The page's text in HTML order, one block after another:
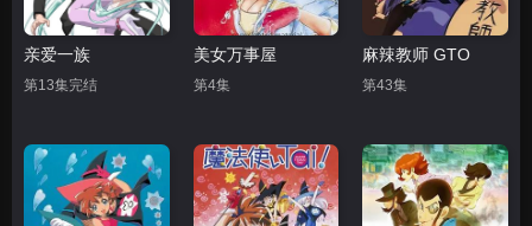
亲爱一族
第13集完结
美女万事屋
第4集
麻辣教师 GTO
第43集